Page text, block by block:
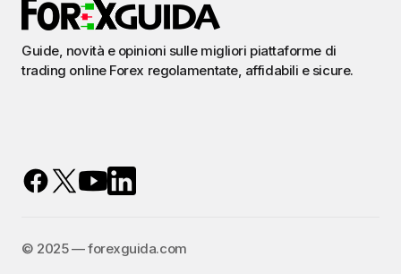
Guide, novità e opinioni sulle migliori piattaforme di
trading online Forex regolamentate, affidabili e sicure.
©️ 2025 — forexguida.com